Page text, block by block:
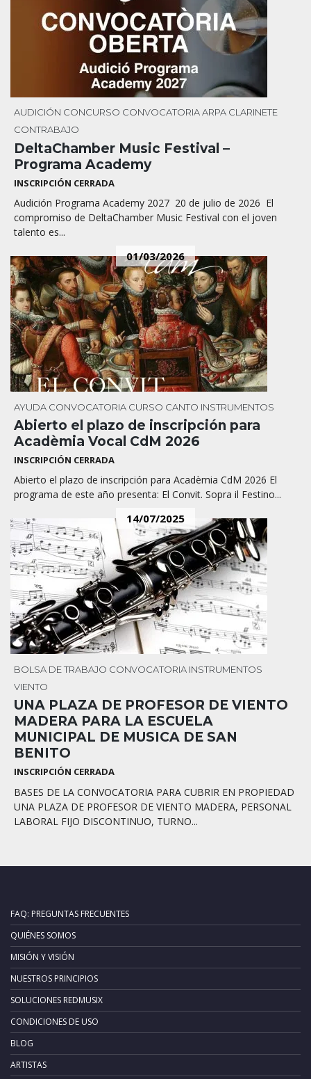
AUDICIÓN CONCURSO CONVOCATORIAARPA CLARINETE
CONTRABAJO
DeltaChamber Music Festival –
Programa Academy
INSCRIPCIÓN CERRADA
Audición Programa Academy 2027 20 de julio de 2026 El
compromiso de DeltaChamber Music Festival con el joven
talento es...
01/03/2026
AYUDA CONVOCATORIA CURSO CANTO INSTRUMENTOS
Abierto el plazo de inscripción para
Acadèmia Vocal CdM 2026
INSCRIPCIÓN CERRADA
Abierto el plazo de inscripción para Acadèmia CdM 2026 El
programa de este año presenta: El Convit. Sopra il Festino...
14/07/2025
BOLSA DE TRABAJO CONVOCATORIA INSTRUMENTOS
VIENTO
UNA PLAZA DE PROFESOR DE VIENTO
MADERA PARA LA ESCUELA
MUNICIPAL DE MUSICA DE SAN
BENITO
INSCRIPCIÓN CERRADA
BASES DE LA CONVOCATORIA PARA CUBRIR EN PROPIEDAD
UNA PLAZA DE PROFESOR DE VIENTO MADERA, PERSONAL
LABORAL FIJO DISCONTINUO, TURNO...
FAQ: PREGUNTAS FRECUENTES
QUIÉNES SOMOS
MISIÓN Y VISIÓN
NUESTROS PRINCIPIOS
SOLUCIONES REDMUSIX
CONDICIONES DE USO
BLOG
ARTISTAS